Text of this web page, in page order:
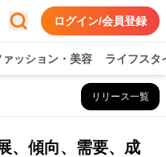
ログイン/会員登録
ァッション・美容 ライフスタ
リリース一覧
、傾向、需要、成